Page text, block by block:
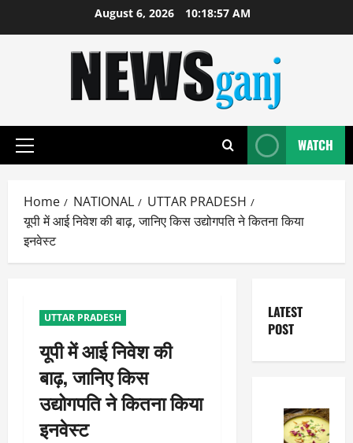
August 6, 2026 10:18:57 AM
Primary
WATCH
Home NATIONAL
UTTAR PRADESH
यूपी में आई निवेश की बाढ़, जानिए किस उद्योगपति ने कितना किया
इनवेस्ट
UTTAR PRADESH
यूपी में आई निवेश की
बाढ़, जानिए किस
उद्योगपति ने कितना किया
इनवेस्ट
LATEST
POST